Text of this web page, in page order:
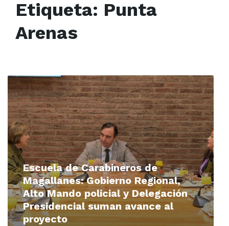
Etiqueta: Punta
Arenas
Escuela de Carabineros de
Magallanes: Gobierno Regional,
Alto Mando policial y Delegación
Presidencial suman avance al
proyecto
Read
More